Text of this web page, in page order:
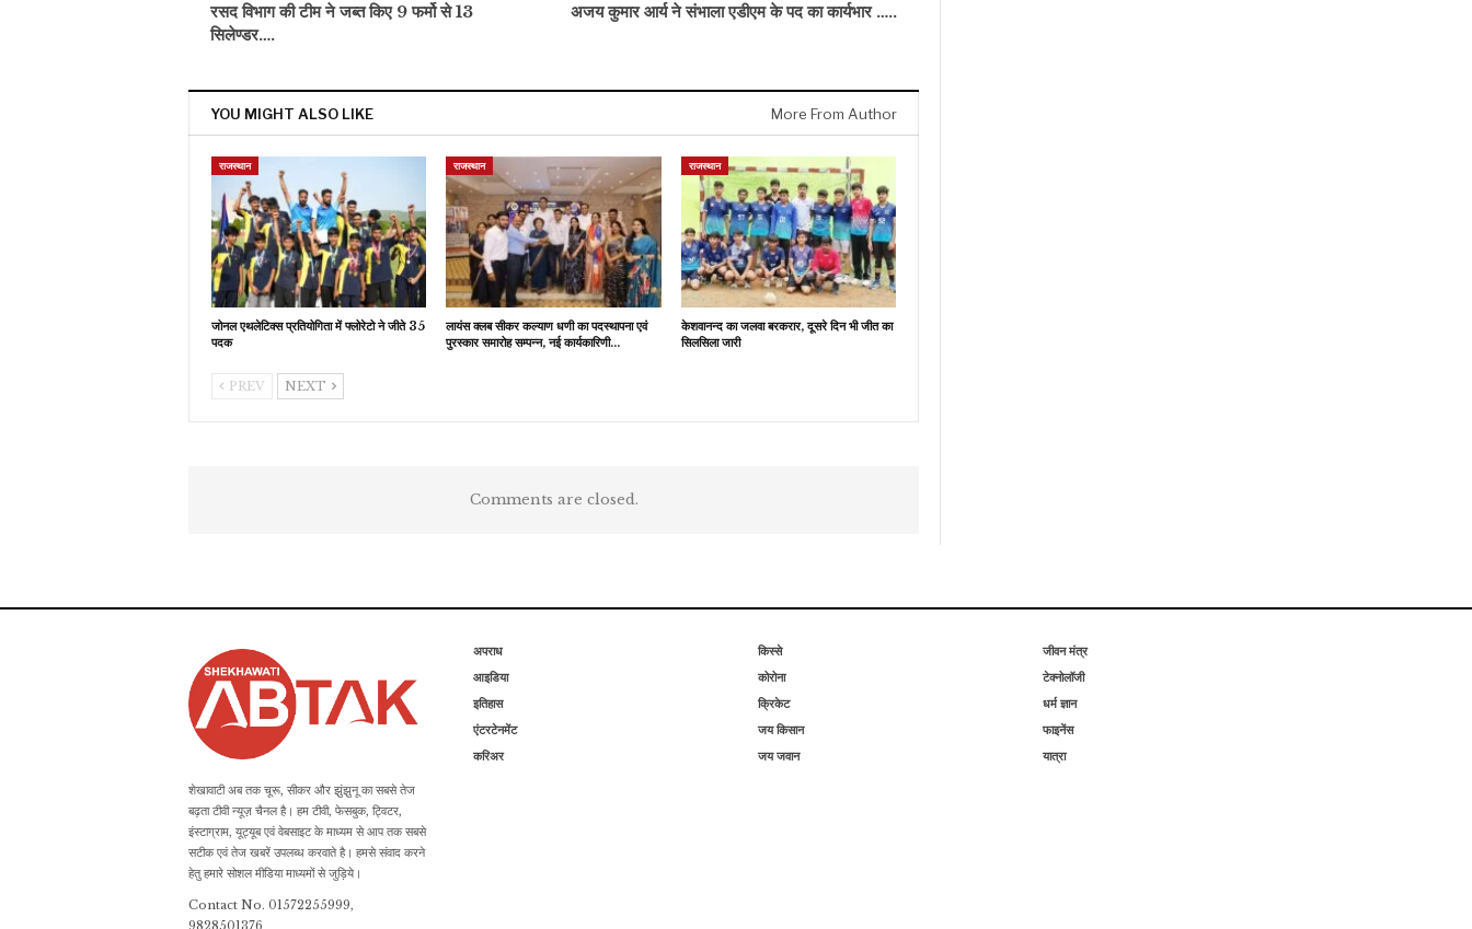
रसद विभाग की टीम ने जब्त किए 9 फर्मो से 13
सिलेण्डर….
अजय कुमार आर्य ने संभाला एडीएम के पद का कार्यभार …..
YOU MIGHT ALSO LIKE More From Author
राजस्थान
जोनल एथलेटिक्स प्रतियोगिता में फ्लोरेटो ने जीते 35
पदक
राजस्थान
लायंस क्लब सीकर कल्याण धणी का पदस्थापना एवं
पुरस्कार समारोह सम्पन्न, नई कार्यकारिणी…
राजस्थान
केशवानन्द का जलवा बरकरार, दूसरे दिन भी जीत का
सिलसिला जारी
PREV NEXT
Comments are closed.
शेखावाटी अब तक चूरू, सीकर और झुंझुनू का सबसे तेज
बढ़ता टीवी न्यूज़ चैनल है। हम टीवी, फेसबुक, ट्विटर,
इंस्टाग्राम, यूट्यूब एवं वेबसाइट के माध्यम से आप तक सबसे
सटीक एवं तेज खबरें उपलब्ध करवाते है। हमसे संवाद करने
हेतु हमारे सोशल मीडिया माध्यमों से जुड़िये।
Contact No. 01572255999,
9828501376
अपराध
आइडिया
इतिहास
एंटरटेनमेंट
करिअर
किस्से
कोरोना
क्रिकेट
जय किसान
जय जवान
जीवन मंत्र
टेक्नोलॉजी
धर्म ज्ञान
फाइनेंस
यात्रा